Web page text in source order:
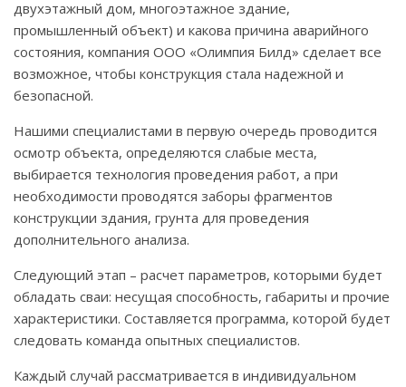
двухэтажный дом, многоэтажное здание,
промышленный объект) и какова причина аварийного
состояния, компания ООО «Олимпия Билд» сделает все
возможное, чтобы конструкция стала надежной и
безопасной.
Нашими специалистами в первую очередь проводится
осмотр объекта, определяются слабые места,
выбирается технология проведения работ, а при
необходимости проводятся заборы фрагментов
конструкции здания, грунта для проведения
дополнительного анализа.
Следующий этап – расчет параметров, которыми будет
обладать сваи: несущая способность, габариты и прочие
характеристики. Составляется программа, которой будет
следовать команда опытных специалистов.
Каждый случай рассматривается в индивидуальном